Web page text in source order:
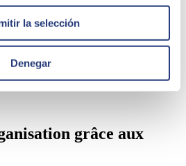
la selección
Denegar
grâce aux